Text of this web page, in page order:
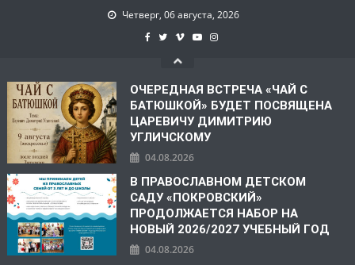
Четверг, 06 августа, 2026
ОЧЕРЕДНАЯ ВСТРЕЧА «ЧАЙ С
БАТЮШКОЙ» БУДЕТ ПОСВЯЩЕНА
ЦАРЕВИЧУ ДИМИТРИЮ
УГЛИЧСКОМУ
04.08.2026
В ПРАВОСЛАВНОМ ДЕТСКОМ
САДУ «ПОКРОВСКИЙ»
ПРОДОЛЖАЕТСЯ НАБОР НА
НОВЫЙ 2026/2027 УЧЕБНЫЙ ГОД
04.08.2026